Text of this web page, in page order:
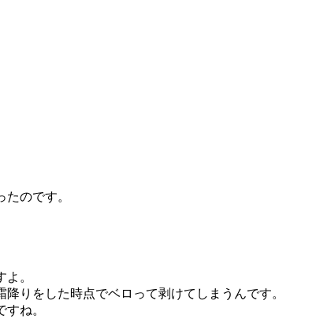
のです。
。
りをした時点でベロって剥けてしまうんです。
ね。